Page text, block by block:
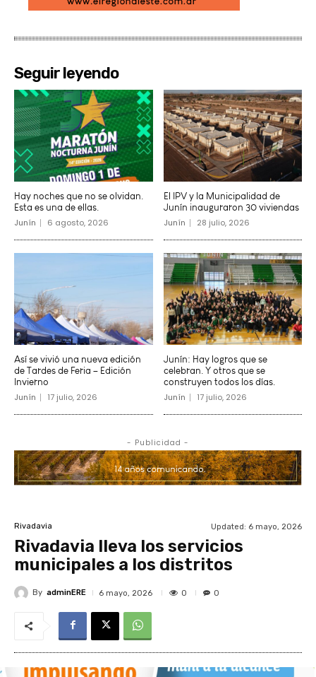
Seguir leyendo
Hay noches que no se olvidan.
Esta es una de ellas.
Junín 6 agosto, 2026
El IPV y la Municipalidad de
Junín inauguraron 30 viviendas
Junín 28 julio, 2026
Así se vivió una nueva edición
de Tardes de Feria – Edición
Invierno
Junín 17 julio, 2026
Junín: Hay logros que se
celebran. Y otros que se
construyen todos los días.
Junín 17 julio, 2026
- Publicidad -